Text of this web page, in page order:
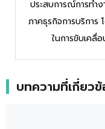
ประสบการณ์การทำ
ภาคธุรกิจการบริการ
ในการขับเคลื่
บทความที่เกี่ยว